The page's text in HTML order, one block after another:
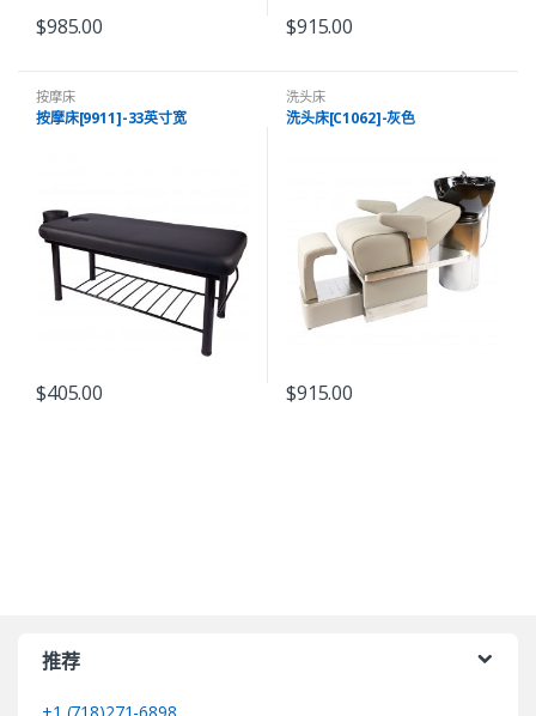
$985.00 $915.00
按摩床
按摩床[9911]-33英寸宽
$405.00
洗头床
洗头床[C1062]-灰色
$915.00
推荐